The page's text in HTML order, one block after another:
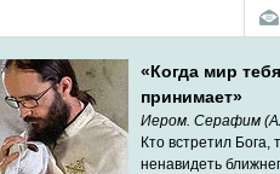
«Когда мир
принимает»
Иером. Серафим
Кто встретил Бога,
ненавидеть